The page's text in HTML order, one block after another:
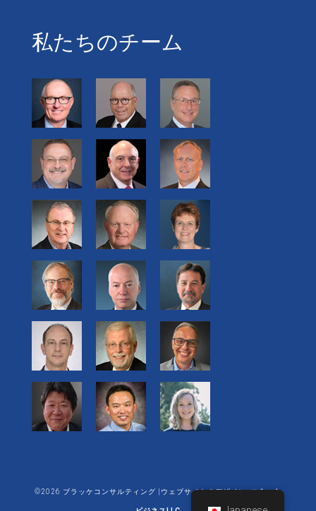
私たちのチーム
©2026 ブラッケコンサルティング |ウェブサイトのデザイン:エネット